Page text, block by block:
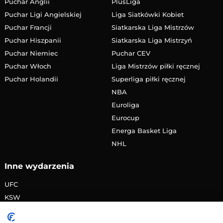
Puchar Ligi Angielskiej
Puchar Francji
Puchar Hiszpanii
Puchar Niemiec
Puchar Włoch
Puchar Holandii
Liga Siatkówki Kobiet
Siatkarska Liga Mistrzów
Siatkarska Liga Mistrzyń
Puchar CEV
Liga Mistrzów piłki ręcznej
Superliga piłki ręcznej
NBA
Euroliga
Eurocup
Energa Basket Liga
NHL
Inne wydarzenia
UFC
KSW